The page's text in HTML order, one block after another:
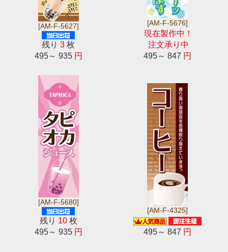
[AM-F-5627]
残り3 枚
495～ 935 円
[AM-F-5676]
現在製作中！
注文承り中
495～ 847 円
[AM-F-5680]
残り 10枚
495～ 935 円
[AM-F-4325]
495～ 847 円